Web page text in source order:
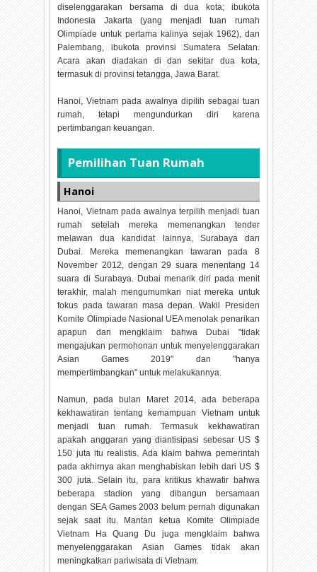
diselenggarakan bersama di dua kota; ibukota
Indonesia Jakarta (yang menjadi tuan rumah
Olimpiade untuk pertama kalinya sejak 1962), dan
Palembang, ibukota provinsi Sumatera Selatan.
Acara akan diadakan di dan sekitar dua kota,
termasuk di provinsi tetangga, Jawa Barat.
Hanoi, Vietnam pada awalnya dipilih sebagai tuan
rumah, tetapi mengundurkan diri karena
pertimbangan keuangan.
Pemilihan Tuan Rumah
Hanoi
Hanoi, Vietnam pada awalnya terpilih menjadi tuan
rumah setelah mereka memenangkan tender
melawan dua kandidat lainnya, Surabaya dan
Dubai. Mereka memenangkan tawaran pada 8
November 2012, dengan 29 suara menentang 14
suara di Surabaya. Dubai menarik diri pada menit
terakhir, malah mengumumkan niat mereka untuk
fokus pada tawaran masa depan. Wakil Presiden
Komite Olimpiade Nasional UEA menolak penarikan
apapun dan mengklaim bahwa Dubai "tidak
mengajukan permohonan untuk menyelenggarakan
Asian Games 2019" dan "hanya
mempertimbangkan" untuk melakukannya.
Namun, pada bulan Maret 2014, ada beberapa
kekhawatiran tentang kemampuan Vietnam untuk
menjadi tuan rumah. Termasuk kekhawatiran
apakah anggaran yang diantisipasi sebesar US $
150 juta itu realistis. Ada klaim bahwa pemerintah
pada akhirnya akan menghabiskan lebih dari US $
300 juta. Selain itu, para kritikus khawatir bahwa
beberapa stadion yang dibangun bersamaan
dengan SEA Games 2003 belum pernah digunakan
sejak saat itu. Mantan ketua Komite Olimpiade
Vietnam Ha Quang Du juga mengklaim bahwa
menyelenggarakan Asian Games tidak akan
meningkatkan pariwisata di Vietnam.